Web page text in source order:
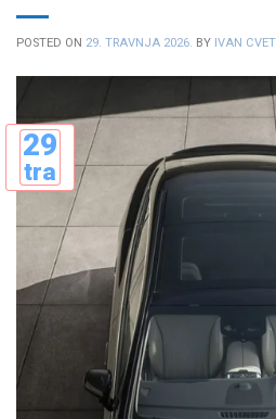
POSTED ON 29. TRAVNJA 2026. BY IVAN
29
tra